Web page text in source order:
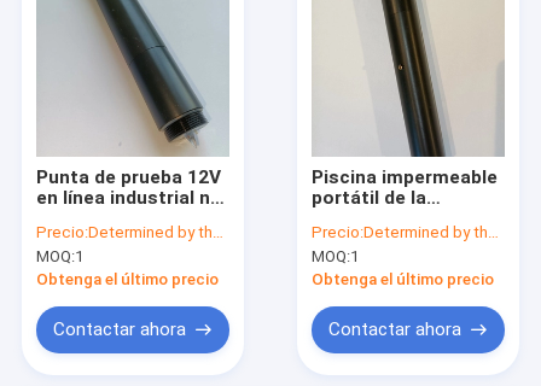
Punta de prueba 12V
en línea industrial no
sensor de Digitaces
pH de la alta
exactitud
Precio:Determined by the number of specific orders
MOQ:1
Obtenga el último precio
Contactar ahora
Piscina impermeable
portátil de la
sensor automático
del medidor de pH
Precio:Determined by the number of specific orders
MOQ:1
Obtenga el último precio
Contactar ahora